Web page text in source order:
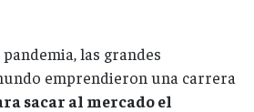
las grandes
emprendieron una carrera
sacar al mercado el